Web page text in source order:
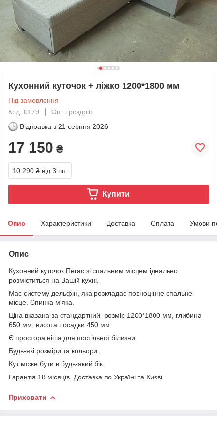
Кухонний куточок + ліжко 1200*1800 мм
Під замовлення
Код: 0179
Опт і роздріб
Відправка з 21 серпня 2026
17 150 ₴
10 290 ₴ від 3 шт.
Купити
Опис Характеристики Доставка Оплата Умови
Опис
Кухонний куточок Пегас зі спальним місцем ідеально
розміститься на Вашій кухні.
Має систему дельфін, яка розкладає повноцінне спальне
місце. Спинка м'яка.
Ціна вказана за стандартний розмір 1200*1800 мм, глибина
650 мм, висота посадки 450 мм
Є простора ніша для постільної білизни.
Будь-які розміри та кольори.
Кут може бути в будь-який бік.
Гарантія 18 місяців. Доставка по Україні та Києві
Приховати